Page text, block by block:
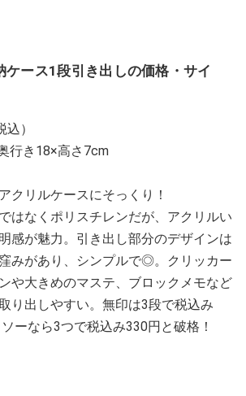
ケース1段引き出しの価格・サイ
込）
行き18×高さ7cm
クリルケースにそっくり！
はなくポリスチレンだが、アクリルい
感が魅力。引き出し部分のデザインは
みがあり、シンプルで◎。クリッカー
や大きめのマステ、ブロックメモなど
り出しやすい。無印は3段で税込み
ーなら3つで税込み330円と破格！